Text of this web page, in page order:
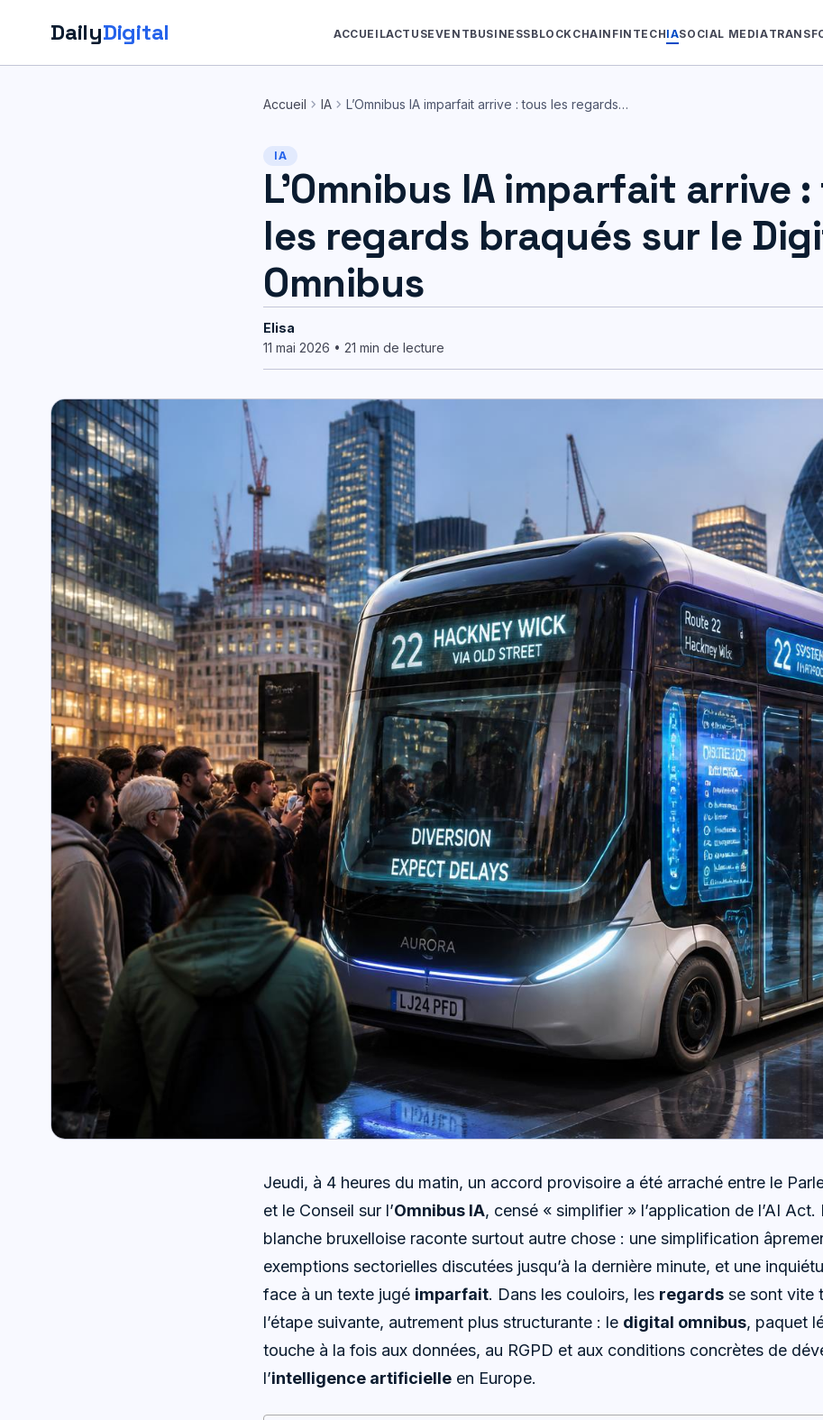
DailyDigital ACCUEILACTUSEVENTBUSINESSBLOCKCHAIN FINTECHIASOCIAL MEDIA
Accueil chevron_right IA chevron_right L’Omnibus IA imparfait arrive : tous les regards…
IA
L’Omnibus IA imparfait arrive
les regards braqués sur le
Omnibus
Elisa
11 mai 2026 • 21 min de lecture
Jeudi, à 4 heures du matin, un accord provisoire a été arraché entre le
et le Conseil sur l’Omnibus IA, censé « simplifier » l’application de l’AI
blanche bruxelloise raconte surtout autre chose : une simplification
exemptions sectorielles discutées jusqu’à la dernière minute, et une
face à un texte jugé imparfait. Dans les couloirs, les regards se sont vite
l’étape suivante, autrement plus structurante : le digital omnibus, paquet
touche à la fois aux données, au RGPD et aux conditions concrètes de
l’intelligence artificielle en Europe.